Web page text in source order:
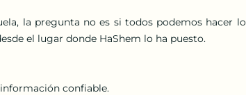
la pregunta no es si todos podemos hacer
el lugar donde HaShem lo ha puesto.
confiable.